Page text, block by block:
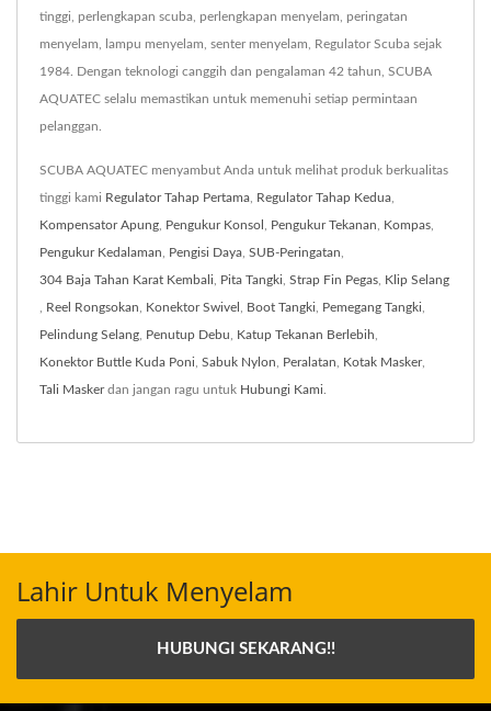
tinggi, perlengkapan scuba, perlengkapan menyelam, peringatan
menyelam, lampu menyelam, senter menyelam, Regulator Scuba sejak
1984. Dengan teknologi canggih dan pengalaman 42 tahun, SCUBA
AQUATEC selalu memastikan untuk memenuhi setiap permintaan
pelanggan.
SCUBA AQUATEC menyambut Anda untuk melihat produk berkualitas
tinggi kami Regulator Tahap Pertama Regulator Tahap Kedua
Kompensator Apung Pengukur Konsol Pengukur Tekanan Kompas
Pengukur Kedalaman Pengisi Daya SUB-Peringatan
304 Baja Tahan Karat Kembali Pita Tangki Strap Fin Pegas Klip Selang
Reel Rongsokan Konektor Swivel Boot Tangki Pemegang Tangki
Pelindung Selang Penutup Debu Katup Tekanan Berlebih
Konektor Buttle Kuda Poni Sabuk Nylon Peralatan Kotak Masker,
Tali Maskerdan jangan ragu untuk Hubungi Kami
Lahir Untuk Menyelam
HUBUNGI SEKARANG!!